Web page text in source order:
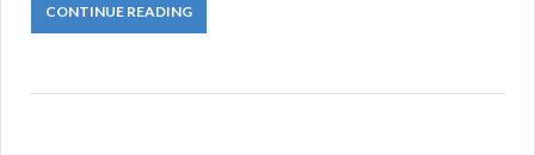
CONTINUE READING